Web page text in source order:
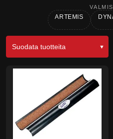
ARTEMIS
Suodata tuotteita